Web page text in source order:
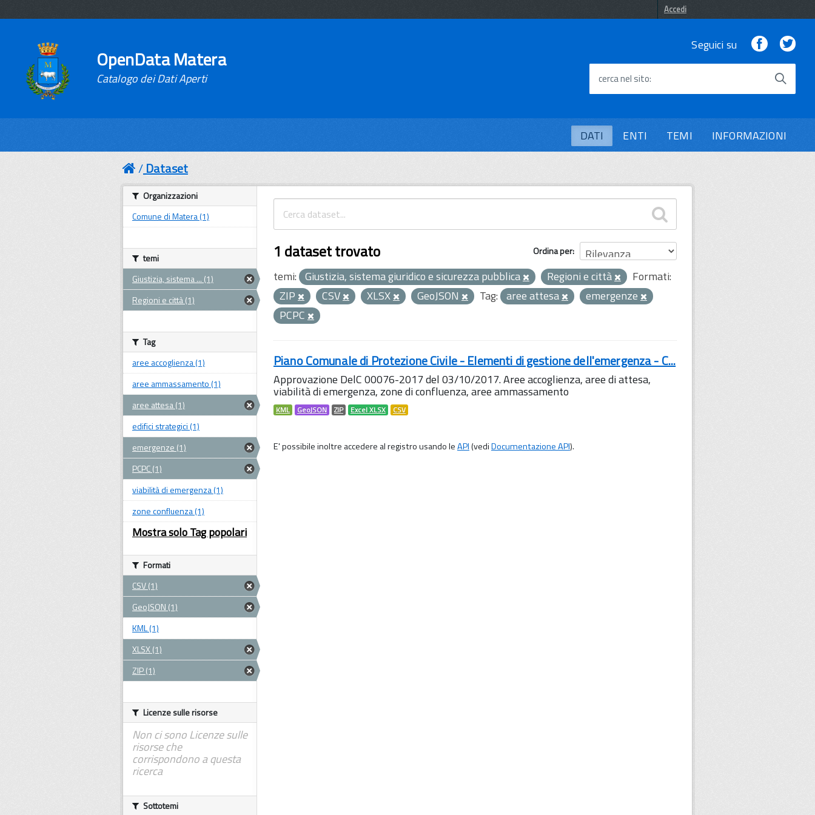
Accedi
OpenData Matera
Catalogo dei Dati Aperti
Seguici su Facebook
cerca nel sito
DATI ENTI TEMI INFORMAZIONI
Dataset
Ordina per
1 dataset trovato
temi: Giustizia, sistema giuridico e sicurezza pubblica Regioni e città
Formati:
ZIP
CSV XLSX GeoJSON Tag: aree attesa
emergenze
PCPC
Piano Comunale di Protezione Civile - Elementi di gestione dell'emergenza - C...
Approvazione DelC 00076-2017 del 03/10/2017. Aree accoglienza, aree di attesa,
viabilità di emergenza, zone di confluenza, aree ammassamento
KML GeoJSON ZIP Excel XLSX CSV
E' possibile inoltre accedere al registro usando leAPI(vediDocumentazione API).
Organizzazioni
Comune di Matera (1)
temi
Giustizia, sistema ... (1)
Regioni e città (1)
Tag
aree accoglienza (1)
aree ammassamento (1)
aree attesa (1)
edifici strategici (1)
emergenze (1)
PCPC (1)
viabilità di emergenza (1)
zone confluenza (1)
Mostra solo Tag popolari
Formati
CSV (1)
GeoJSON (1)
KML (1)
XLSX (1)
ZIP (1)
Licenze sulle risorse
Non ci sono Licenze sulle
risorse che
corrispondono a questa
ricerca
Sottotemi